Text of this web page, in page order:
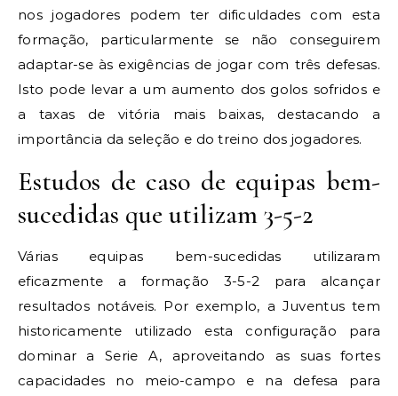
nos jogadores podem ter dificuldades com esta
formação, particularmente se não conseguirem
adaptar-se às exigências de jogar com três defesas.
Isto pode levar a um aumento dos golos sofridos e
a taxas de vitória mais baixas, destacando a
importância da seleção e do treino dos jogadores.
Estudos de caso de equipas bem-
sucedidas que utilizam 3-5-2
Várias equipas bem-sucedidas utilizaram
eficazmente a formação 3-5-2 para alcançar
resultados notáveis. Por exemplo, a Juventus tem
historicamente utilizado esta configuração para
dominar a Serie A, aproveitando as suas fortes
capacidades no meio-campo e na defesa para